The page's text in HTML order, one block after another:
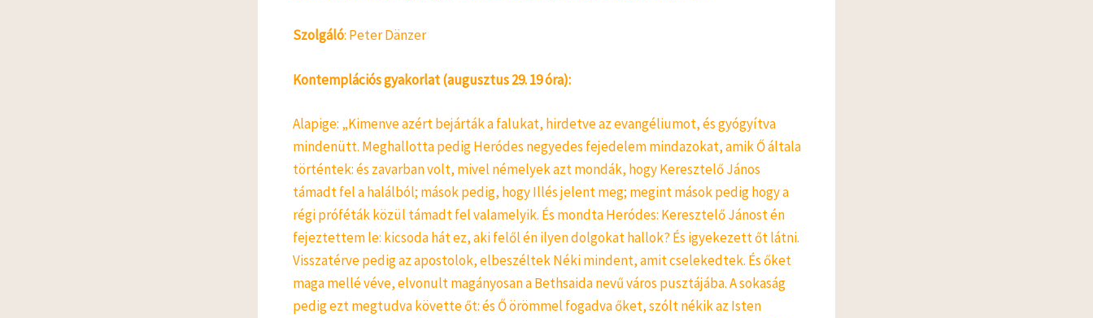
Szolgáló: Peter Dänzer
Kontemplációs gyakorlat (augusztus 29. 19 óra):
Alapige: „Kimenve azért bejárták a falukat, hirdetve az evangéliumot, és gyógyítva
mindenütt. Meghallotta pedig Heródes negyedes fejedelem mindazokat, amik Ő általa
történtek: és zavarban volt, mivel némelyek azt mondák, hogy Keresztelő János
támadt fel a halálból; mások pedig, hogy Illés jelent meg; megint mások pedig hogy a
régi próféták közül támadt fel valamelyik. És mondta Heródes: Keresztelő Jánost én
fejeztettem le: kicsoda hát ez, aki felől én ilyen dolgokat hallok? És igyekezett őt látni.
Visszatérve pedig az apostolok, elbeszéltek Néki mindent, amit cselekedtek. És őket
maga mellé véve, elvonult magányosan a Bethsaida nevű város pusztájába. A sokaság
pedig ezt megtudva követte őt: és Ő örömmel fogadva őket, szólt nékik az Isten